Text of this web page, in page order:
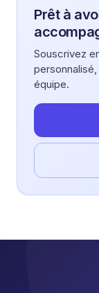
Prêt à
Souscrivez
équipe.